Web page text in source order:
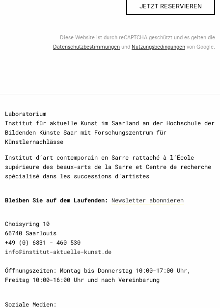
JETZT RESERVIEREN
Diese Website ist durch reCAPTCHA geschützt und es gelten die
Datenschutzbestimmungen und Nutzungsbedingungenvon Google.
Laboratorium
Institut für aktuelle Kunst im Saarland an der Hochschule der
Bildenden Künste Saar mit Forschungszentrum für
Künstlernachlässe
Institut d‘art contemporain en Sarre rattaché à l‘École
supérieure des beaux-arts de la Sarre et Centre de recherche
spécialisé dans les successions d‘artistes
Bleiben Sie auf dem Laufenden: Newsletter abonnieren
Choisyring 10
66740 Saarlouis
+49 (0) 6831 - 460 530
info@institut-aktuelle-kunst.de
Öffnungszeiten: Montag bis Donnerstag 10:00-17:00 Uhr,
Freitag 10:00-16:00 Uhr und nach Vereinbarung
Soziale Medien: